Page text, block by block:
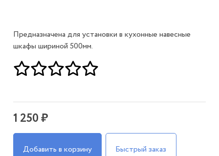
Предназначена для установки в кухонные навесные
шкафы шириной 500мм.
1 250 ₽
Добавить в корзину Быстрый заказ